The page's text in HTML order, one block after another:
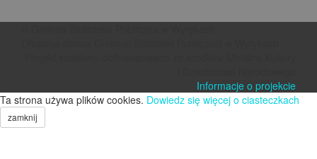
Informacje o projekcie
Ta strona używa plików cookies. Dowiedz się więcej o ciasteczkach
zamknij